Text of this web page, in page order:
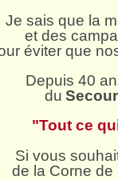
Je sais que la
et des
éviter que
Depuis 40
du
"Tout ce
Si vous
de la Corne de